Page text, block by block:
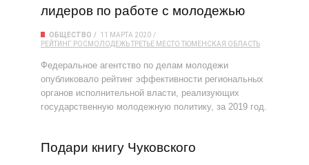
лидеров по работе с молодежью
ОБЩЕСТВО
11 МАРТА 2020
РЕЙТИНГ РОСМОЛОДЕЖЬТРЕТЬЕ МЕСТО ТЮМЕНСКАЯ ОБЛАСТЬ
Федеральное агентство по делам молодежи
опубликовало рейтинг эффективности региональных
органов исполнительной власти, реализующих
государственную молодежную политику, за 2019 год.
Подари книгу Чуковского